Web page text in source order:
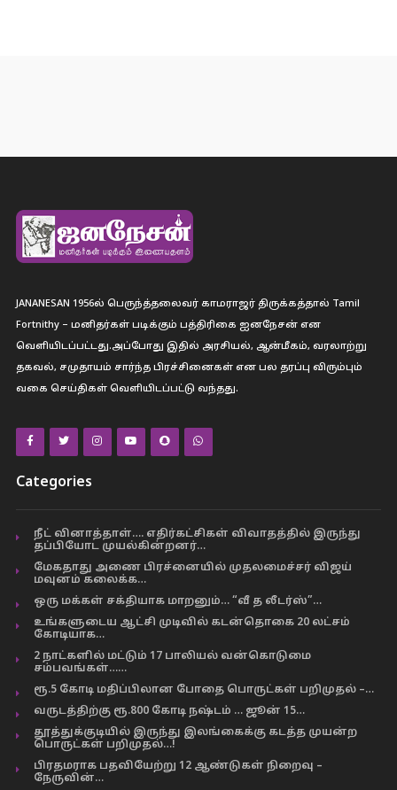
JANANESAN 1956ல் பெருந்த்தலைவர் காமராஜர் திருக்கத்தால் Tamil
Fortnithy – மனிதர்கள் படிக்கும் பத்திரிகை ஐனநேசன் என
வெளியிடப்பட்டது.அப்போது இதில் அரசியல், ஆன்மீகம், வரலாற்று
தகவல், சமுதாயம் சார்ந்த பிரச்சினைகள் என பல தரப்பு விரும்பும்
வகை செய்திகள் வெளியிடப்பட்டு வந்தது.
Categories
நீட் வினாத்தாள்…. எதிர்கட்சிகள் விவாதத்தில் இருந்து
தப்பியோட முயல்கின்றனர்…
மேகதாது அணை பிரச்னையில் முதலமைச்சர் விஜய்
மவுனம் கலைக்க…
ஒரு மக்கள் சக்தியாக மாறனும்… “வீ த லீடர்ஸ்”…
உங்களுடைய ஆட்சி முடிவில் கடன்தொகை 20 லட்சம்
கோடியாக…
2 நாட்களில் மட்டும் 17 பாலியல் வன்கொடுமை
சம்பவங்கள்……
ரூ.5 கோடி மதிப்பிலான போதை பொருட்கள் பறிமுதல் –…
வருடத்திற்கு ரூ.800 கோடி நஷ்டம் … ஜூன் 15…
தூத்துக்குடியில் இருந்து இலங்கைக்கு கடத்த முயன்ற
பொருட்கள் பறிமுதல்…!
பிரதமராக பதவியேற்று 12 ஆண்டுகள் நிறைவு –
நேருவின்…